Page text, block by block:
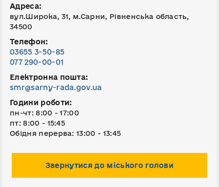
Адреса:
вул.Широка, 31, м.Сарни, Рівненська область,
34500
Телефон:
03655 3-50-85
077 290-00-01
Електронна пошта:
smr@sarny-rada.gov.ua
Години роботи:
пн-чт: 8:00 - 17:00
пт: 8:00 - 15:45
Обідня перерва: 13:00 - 13:45
Звернутися до міського голови